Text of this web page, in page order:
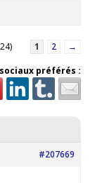
1 2
→
préférés :
#207669